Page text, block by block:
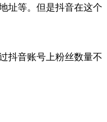
址等。但是抖音在这个
抖音账号上粉丝数量不